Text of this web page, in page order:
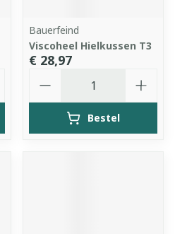
Bauerfeind
Viscoheel Hielkussen T3
€ 28,97
Bestel